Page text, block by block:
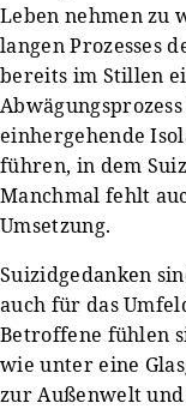
Leben nehmen zu
langen Prozesses
bereits im Stillen
einhergehende
führen, in dem
Manchmal fehlt
Umsetzung.
Suizidgedanken
auch für das
Betroffene fühlen
wie unter eine
zur Außenwelt